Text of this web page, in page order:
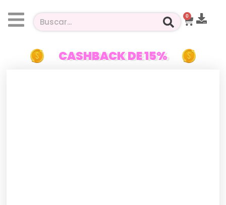
0
CASHBACK DE 15%